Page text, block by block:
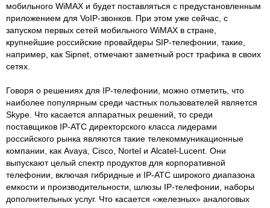
мобильного WiMAX и будет поставляться с предустановленным
приложением для VoIP-звонков. При этом уже сейчас, с
запуском первых сетей мобильного WiMAX в стране,
крупнейшие российские провайдеры SIP-телефонии, такие,
например, как Sipnet, отмечают заметный рост трафика в своих
сетях.
Говоря о решениях для IP-телефонии, можно отметить, что
наиболее популярным среди частных пользователей является
Skype. Что касается аппаратных решений, то среди
поставщиков IP-АТС директорского класса лидерами
российского рынка являются такие телекоммуникационные
компании, как Avaya, Cisco, Nortel и Alcatel-Lucent. Они
выпускают целый спектр продуктов для корпоративной
телефонии, включая гибридные и IP-АТС широкого диапазона
емкости и производительности, шлюзы IP-телефонии, наборы
дополнительных услуг. Что касается «железных» аналоговых